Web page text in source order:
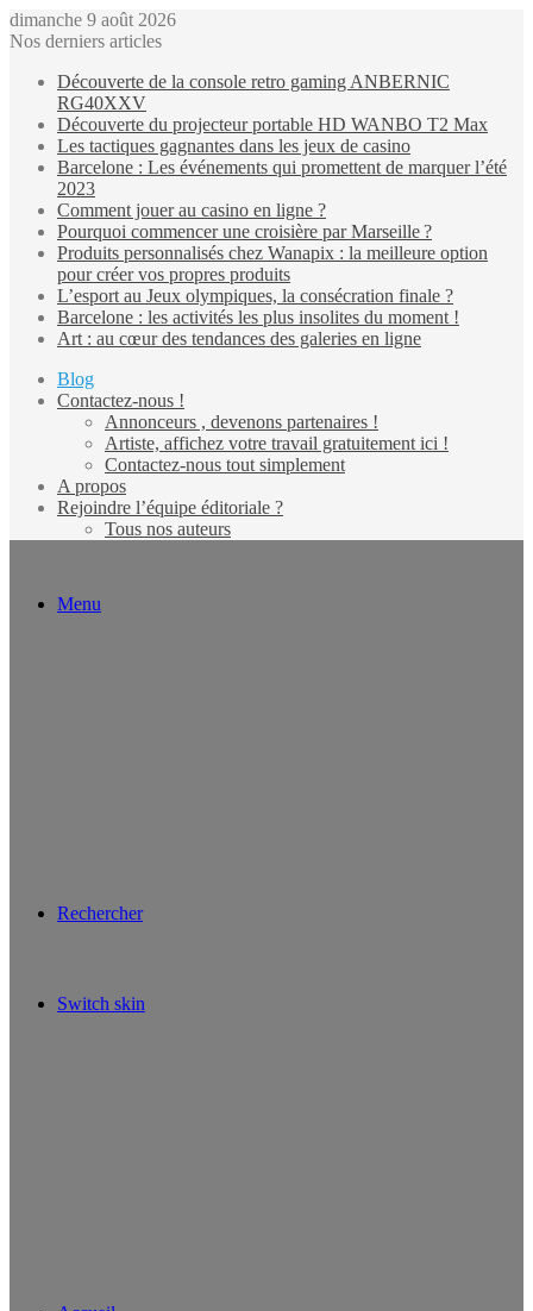
dimanche 9 août 2026
Nos derniers articles
Découverte de la console retro gaming ANBERNIC
RG40XXV
Découverte du projecteur portable HD WANBO T2 Max
Les tactiques gagnantes dans les jeux de casino
Barcelone : Les événements qui promettent de marquer l’été
2023
Comment jouer au casino en ligne ?
Pourquoi commencer une croisière par Marseille ?
Produits personnalisés chez Wanapix : la meilleure option
pour créer vos propres produits
L’esport au Jeux olympiques, la consécration finale ?
Barcelone : les activités les plus insolites du moment !
Art : au cœur des tendances des galeries en ligne
Blog
Contactez-nous !
Annonceurs , devenons partenaires !
Artiste, affichez votre travail gratuitement ici !
Contactez-nous tout simplement
A propos
Rejoindre l’équipe éditoriale ?
Tous nos auteurs
Menu
Rechercher
Switch skin